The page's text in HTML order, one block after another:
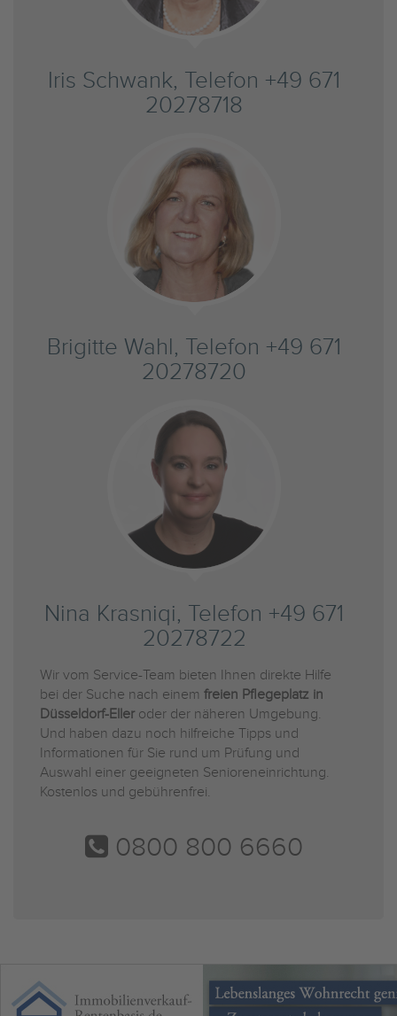
Iris Schwank, Telefon +49 671
20278718
Brigitte Wahl, Telefon +49 671
20278720
Nina Krasniqi, Telefon +49 671
20278722
Wir vom Service-Team bieten Ihnen direkte Hilfe
bei der Suche nach einem freien Pflegeplatz in
Düsseldorf-Eller oder der näheren Umgebung.
Und haben dazu noch hilfreiche Tipps und
Informationen für Sie rund um Prüfung und
Auswahl einer geeigneten Senioreneinrichtung.
Kostenlos und gebührenfrei.
0800 800 6660